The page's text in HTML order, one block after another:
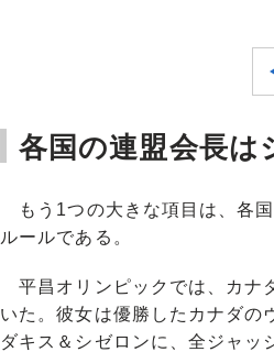
各国の連盟会長は
もう1つの大きな項目は、各
ルールである。
平昌オリンピックでは、カナ
いた。彼女は優勝したカナダの
ダキス＆シゼロンに、全ジャッ